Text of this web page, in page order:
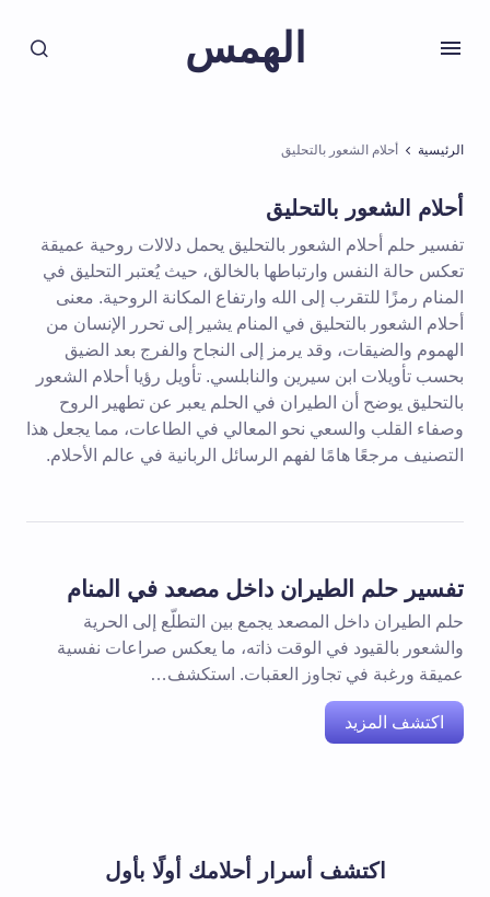
الهمس
الرئيسية أحلام الشعور بالتحليق
أحلام الشعور بالتحليق
تفسير حلم أحلام الشعور بالتحليق يحمل دلالات روحية عميقة
تعكس حالة النفس وارتباطها بالخالق، حيث يُعتبر التحليق في
المنام رمزًا للتقرب إلى الله وارتفاع المكانة الروحية. معنى
أحلام الشعور بالتحليق في المنام يشير إلى تحرر الإنسان من
الهموم والضيقات، وقد يرمز إلى النجاح والفرج بعد الضيق
بحسب تأويلات ابن سيرين والنابلسي. تأويل رؤيا أحلام الشعور
بالتحليق يوضح أن الطيران في الحلم يعبر عن تطهير الروح
وصفاء القلب والسعي نحو المعالي في الطاعات، مما يجعل هذا
التصنيف مرجعًا هامًا لفهم الرسائل الربانية في عالم الأحلام.
تفسير حلم الطيران داخل مصعد في المنام
حلم الطيران داخل المصعد يجمع بين التطلّع إلى الحرية
والشعور بالقيود في الوقت ذاته، ما يعكس صراعات نفسية
عميقة ورغبة في تجاوز العقبات. استكشف…
اكتشف المزيد
اكتشف أسرار أحلامك أولًا بأول